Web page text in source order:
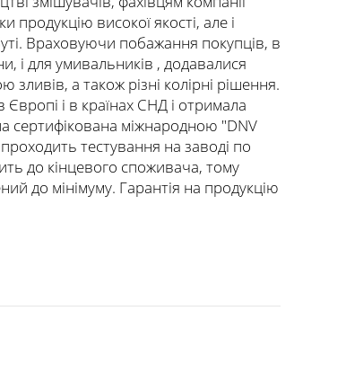
продукцію високої якості, але і
Враховуючи побажання покупців, в
і для умивальників , додавалися
а також різні колірні рішення.
і в країнах СНД і отримала
сертифікована міжнародною "DNV
тестування на заводі по
до кінцевого споживача, тому
до мінімуму. Гарантія на продукцію